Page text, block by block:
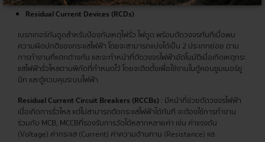
Residual Current Devices (RCDs)
เบรกเกอร์กันดูดสำหรับป้องกันเหตุไฟรั่ว ไฟดูด พร้อมตัดวงจรทันทีเมื่อพบ
ความผิดปกติของกระแสไฟฟ้า โดยจะสามารถแบ่งได้เป็น 2 ประเภทย่อย ตาม
การทำงานที่แตกต่างกัน และจะทำหน้าที่ตัดวงจรไฟฟ้าอัตโนมัติเมื่อเกิดเหตุกระ
แสไฟฟ้ารั่วไหลตามพิกัดที่กำหนดไว้ โดยจะติดตั้งเพื่อใช้งานในตู้คอนซูมเมอร์ยู
นิท และตู้ควบคุมระบบไฟฟ้า
Residual Current Circuit Breakers (RCCBs) : มีหน้าที่ช่วยตัดวงจรไฟฟ้า
เมื่อเกิดการรั่วไหล แต่ไม่สามารถตัดกระแสไฟฟ้าได้ทันที จะต้องใช้การทำงาน
ร่วมกับ MCB, MCCBที่รองรับการวัดได้หลากหลายค่า เช่น ค่าแรงดัน
(Voltage) ค่ากระแส (Current) ค่าความต้านทาน (Resistance) แล